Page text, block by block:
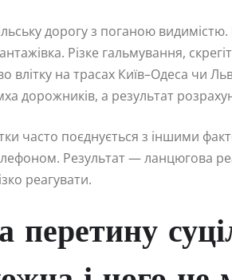
дорогу з поганою
Різке гальмування,
на трасах Київ–Одеса чи
дорожників, а результат
часто поєднується з іншими
Результат — ланцюгова
реагувати.
перетину